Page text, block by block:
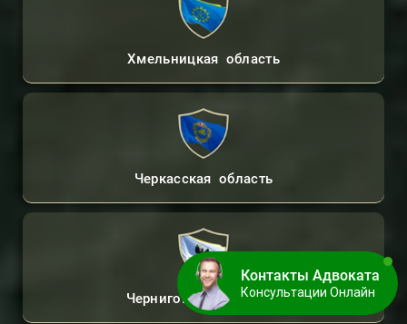
Хмельницкая область
Черкасская область
Черниговская область
Контакты Адвоката
Консультации Онлайн